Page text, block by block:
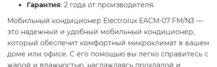
Гарантия: 2 года от производителя. ​
Мобильный кондиционер Electrolux EACM-07 FM/N3 —
это надежный и удобный мобильный кондиционер,
который обеспечит комфортный микроклимат в вашем
доме или офисе. С его помощью вы легко справитесь с
жарой и влажностью, наслаждаясь прохладой и